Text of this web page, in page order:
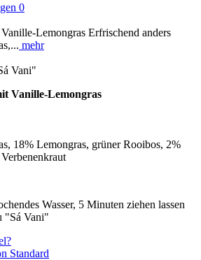
0
Lemongras Erfrischend anders
mehr
Vani"
Vanille-Lemongras
18% Lemongras, grüner Rooibos, 2%
Wasser, 5 Minuten ziehen lassen
"Sá Vani"
Standard